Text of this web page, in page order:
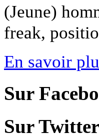
(Jeune)
freak,
En savoir
Sur
Sur Twitter